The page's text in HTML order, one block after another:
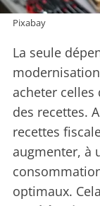
Pixabay
La seule
acheter celles
des recettes.
recettes
augmenter, à
optimaux.